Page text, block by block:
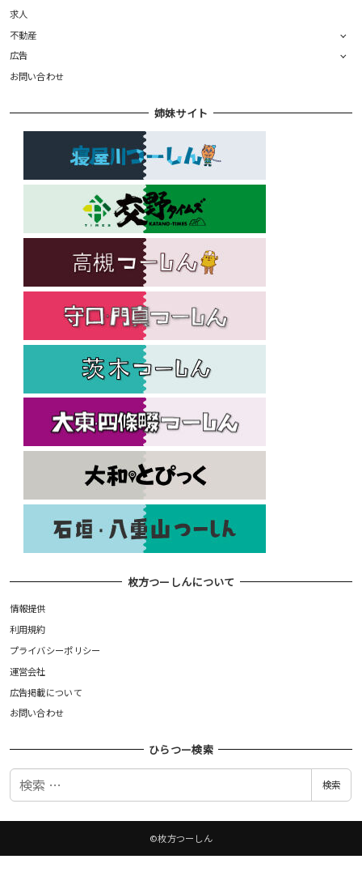
求人
不動産
広告
お問い合わせ
姉妹サイト
枚方つーしんについて
情報提供
利用規約
プライバシーポリシー
運営会社
広告掲載について
お問い合わせ
ひらつー検索
検
検索
©枚方つーしん